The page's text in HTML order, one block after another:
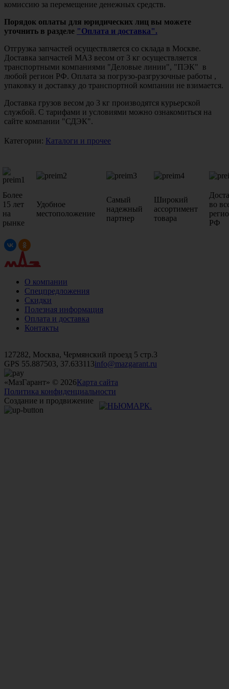
комиссию за перемещение денежных средств.
Порядок оплаты для юридических лиц вы можете
уточнить в разделе "Оплата и доставка".
Отгрузка запчастей осуществляется со склада в Москве.
Доставка запчастей МАЗ весом от 3 кг осуществляется
транспортными компаниями "Деловые линии", "ПЭК" в
любой регион РФ. Оплата за погрузо-разгрузочные работы ,
упаковку и доставку до транспортной компании не взимается.
Доставка грузов весом до 3 кг производятся курьерской
службой. С тарифами и условиями можно ознакомиться на
сайте компании "СДЭК".
Категории: Каталоги и прочее
Более
15 лет
на
рынке
Удобное
местоположение
Самый
надежный
партнер
Широкий
ассортимент
товара
во
РФ
О компании
Спецпредложения
Скидки
Полезная информация
Оплата и доставка
Контакты
127282, Москва, Чермянский проезд 5 стр.3
GPS 55.887503, 37.633113info@mazgarant.ru
«МазГарант» © 2026Карта сайта
Политика конфиденциальности
Создание и продвижение